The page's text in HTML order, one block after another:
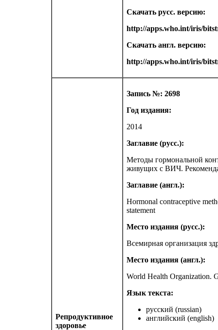
Скачать русс. версию:
http://apps.who.int/iris/
Скачать англ. версию:
http://apps.who.int/iris/
Репродуктивное
здоровье
Запись №: 2698
Год издания:
2014
Заглавие (русс.):
Методы гормональной
живущих с ВИЧ.
Заглавие (англ.):
Hormonal contraceptive
statement
Место издания (русс.):
Всемирная организация
Место издания (англ.):
World Health Organization.
Язык текста:
русский (russian)
английский (english)